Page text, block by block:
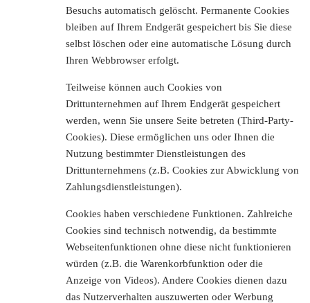
Besuchs automatisch gelöscht. Permanente Cookies
bleiben auf Ihrem Endgerät gespeichert bis Sie diese
selbst löschen oder eine automatische Lösung durch
Ihren Webbrowser erfolgt.
Teilweise können auch Cookies von
Drittunternehmen auf Ihrem Endgerät gespeichert
werden, wenn Sie unsere Seite betreten (Third-Party-
Cookies). Diese ermöglichen uns oder Ihnen die
Nutzung bestimmter Dienstleistungen des
Drittunternehmens (z.B. Cookies zur Abwicklung von
Zahlungsdienstleistungen).
Cookies haben verschiedene Funktionen. Zahlreiche
Cookies sind technisch notwendig, da bestimmte
Webseitenfunktionen ohne diese nicht funktionieren
würden (z.B. die Warenkorbfunktion oder die
Anzeige von Videos). Andere Cookies dienen dazu
das Nutzerverhalten auszuwerten oder Werbung